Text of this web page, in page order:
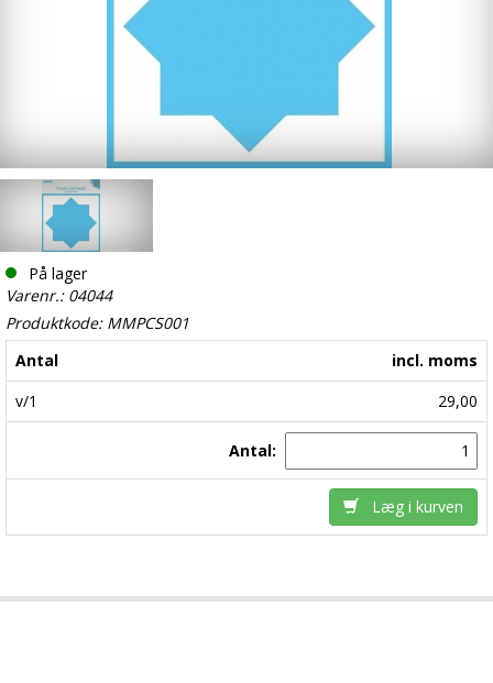
På lager
Varenr.: 04044
Produktkode: MMPCS001
Antal
incl. moms
v/1
29,00
Antal:
Læg i kurven